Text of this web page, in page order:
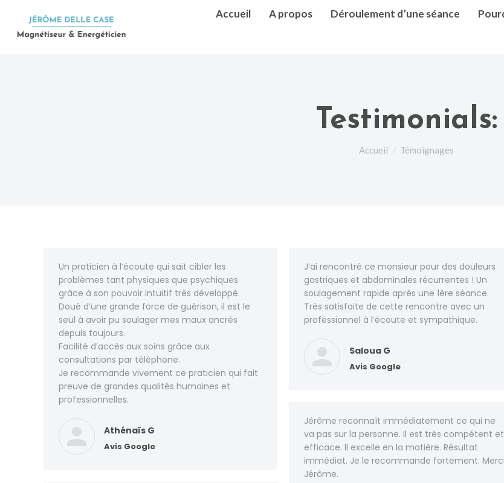
Accueil A propos Déroulement d’une séance
Testimonials:
Vous êtes ici :
Accueil Témoignages
Un praticien à l’écoute qui sait cibler les
problèmes tant physiques que psychiques
grâce à son pouvoir intuitif très développé.
Doué d’une grande force de guérison, il est le
seul à avoir pu soulager mes maux ancrés
depuis toujours.
Facilité d’accès aux soins grâce aux
consultations par téléphone.
Je recommande vivement ce praticien qui fait
preuve de grandes qualités humaines et
professionnelles.
Athénaïs G
Avis Google
J’ai rencontré ce monsieur pour des douleurs
gastriques et abdominales récurrentes ! Un
soulagement rapide après une 1ère séance.
Très satisfaite de cette rencontre avec un
professionnel à l’écoute et sympathique.
Saloua G
Avis Google
Jérôme reconnaît immédiatement ce qui ne
va pas sur la personne. Il est très compétent et
efficace. ll excelle en la matière. Résultat
immédiat. Je le recommande fortement. Merci
Jérôme.